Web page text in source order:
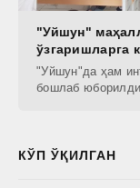
"Уйшун"
ўзгаришларга
"Уйшун"да ҳам
бошлаб юборилди
КЎП ЎҚИЛГАН